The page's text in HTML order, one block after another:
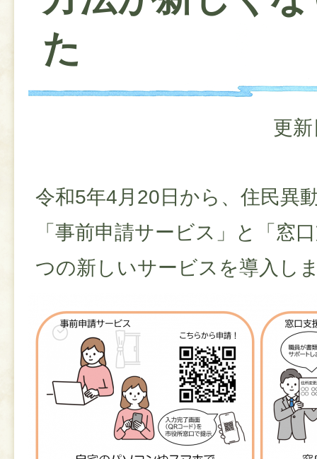
た
更
令和5年4月20日から、住民異
「事前申請サービス」と「窓
つの新しいサービスを導入し